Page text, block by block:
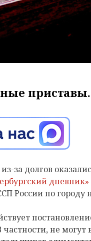
приставы.
за долгов
дневник»
России по городу
не могут